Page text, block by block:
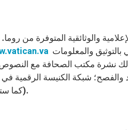
والوثائقية المتوفرة من
نشرة مكتب الصحافة مع النصوص
وغيرهما). كما ستم الكشف عن معلومات أخرى في الوقت المخصص للأسئلة والأجوبة).